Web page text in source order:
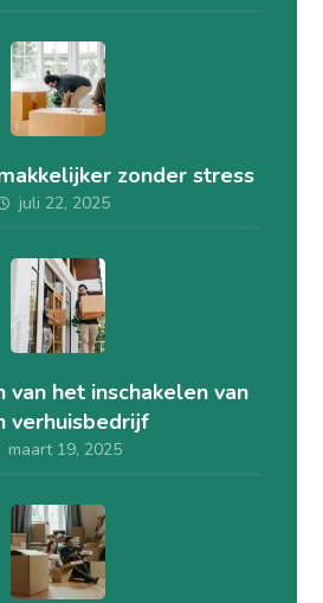
zonder stress
juli 22, 2025
van het inschakelen van
verhuisbedrijf
maart 19, 2025